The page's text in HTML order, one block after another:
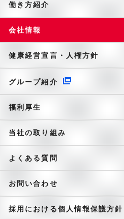
働き方紹介
会社情報
健康経営宣言・人権方針
グループ紹介
福利厚生
当社の取り組み
よくある質問
お問い合わせ
採用における個人情報保護方針